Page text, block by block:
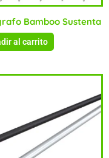
Bamboo Sustenta
al carrito